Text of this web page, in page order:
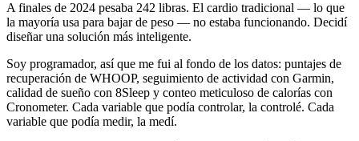
A finales de 2024 pesaba 242 libras. El cardio tradicional — lo que
la mayoría usa para bajar de peso — no estaba funcionando. Decidí
diseñar una solución más inteligente.
Soy programador, así que me fui al fondo de los datos: puntajes de
recuperación de WHOOP, seguimiento de actividad con Garmin,
calidad de sueño con 8Sleep y conteo meticuloso de calorías con
Cronometer. Cada variable que podía controlar, la controlé. Cada
variable que podía medir, la medí.